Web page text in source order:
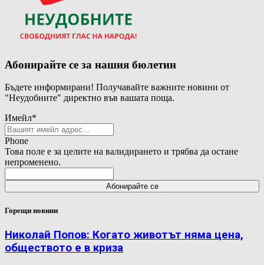
Абонирайте се за нашия бюлетин
Бъдете информирани! Получавайте важните новини от
"Неудобните" директно във вашата поща.
Имейл*
Phone
Това поле е за целите на валидирането и трябва да остане
непроменено.
Горещи новини
Николай Попов: Когато животът няма цена,
обществото е в криза